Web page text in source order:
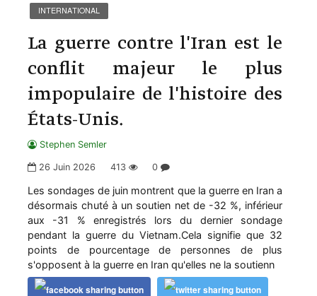
INTERNATIONAL
La guerre contre l'Iran est le
conflit majeur le plus
impopulaire de l'histoire des
États-Unis.
Stephen Semler
26 Juin 2026 413 0
Les sondages de juin montrent que la guerre en Iran a
désormais chuté à un soutien net de -32 %, inférieur
aux -31 % enregistrés lors du dernier sondage
pendant la guerre du Vietnam.Cela signifie que 32
points de pourcentage de personnes de plus
s'opposent à la guerre en Iran qu'elles ne la soutienn